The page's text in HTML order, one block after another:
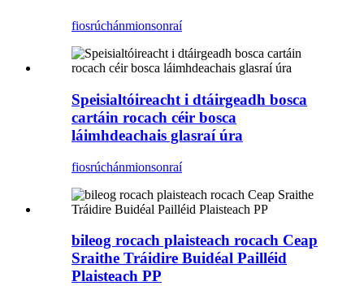
fiosrúchánmionsonraí
Speisialtóireacht i dtáirgeadh bosca
cartáin rocach céir bosca
láimhdeachais glasraí úra
fiosrúchánmionsonraí
bileog rocach plaisteach rocach Ceap
Sraithe Tráidire Buidéal Pailléid
Plaisteach PP